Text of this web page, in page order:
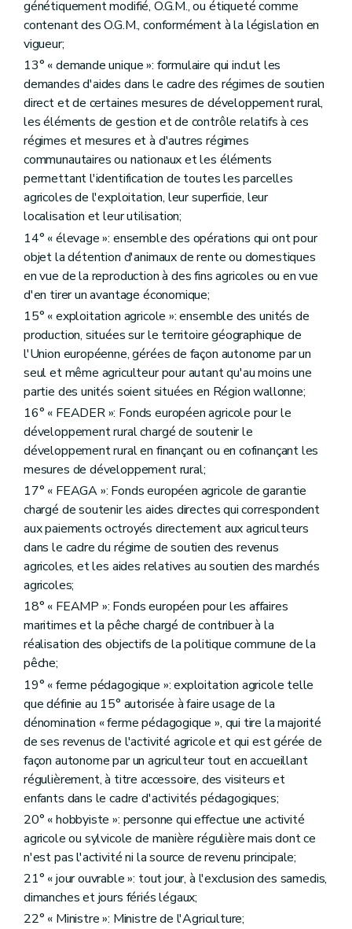
Art. D263
Art. D264
Art. D265
Chapitre III
Section 1re
Dispositions générales
Art. D266
Art. D267
Section 2 L'aménagement foncier
Art. D268
Sous-section 1
Comité d'aménagement foncier
Art. D269
Art. D270
Art. D271
Sous-section 2 Des formalités préalables
Art. D272
Art. D274
Art. D275
Art. D276
Art. D277
Art. D278
Sous-section 3 Commission consultative
Art. D279
Sous-section 4 Des opérations d'aménagement foncier
Art. D280
Art. D281
Art. D282
Art. D283
Art. D284
Art. D285
Art. D286
Art. D287
Art. D288
Art. D289
Art. D290
Art. D291
Art. D292
Art. D293
Art. D294
Art. D296
Art. D297
Art. D298
Art. D299
Sous-section 5
Des frais d'exécution et de l'acte complémentaire éventuel
Art. D301
Art. D302
Art. D303
Art. D304
Art. D305
Art. D306
Sous-section 6 Des voies de recours
Art. D307
Art. D308
Sous-section 7 Des formalités finales
Art. D309
Art. D310
Art. D311
Art. D312
Art. D313
Art. D314
génétiquement modifié, O.G.M., ou étiqueté comme
contenant des O.G.M., conformément à la législation en
vigueur;
13° « demande unique »: formulaire qui inclut les
demandes d'aides dans le cadre des régimes de soutien
direct et de certaines mesures de développement rural,
les éléments de gestion et de contrôle relatifs à ces
régimes et mesures et à d'autres régimes
communautaires ou nationaux et les éléments
permettant l'identification de toutes les parcelles
agricoles de l'exploitation, leur superficie, leur
localisation et leur utilisation;
14° « élevage »: ensemble des opérations qui ont pour
objet la détention d'animaux de rente ou domestiques
en vue de la reproduction à des fins agricoles ou en vue
d'en tirer un avantage économique;
15° « exploitation agricole »: ensemble des unités de
production, situées sur le territoire géographique de
l'Union européenne, gérées de façon autonome par un
seul et même agriculteur pour autant qu'au moins une
partie des unités soient situées en Région wallonne;
16° « FEADER »: Fonds européen agricole pour le
développement rural chargé de soutenir le
développement rural en finançant ou en cofinançant les
mesures de développement rural;
17° « FEAGA »: Fonds européen agricole de garantie
chargé de soutenir les aides directes qui correspondent
aux paiements octroyés directement aux agriculteurs
dans le cadre du régime de soutien des revenus
agricoles, et les aides relatives au soutien des marchés
agricoles;
18° « FEAMP »: Fonds européen pour les affaires
maritimes et la pêche chargé de contribuer à la
réalisation des objectifs de la politique commune de la
pêche;
19° « ferme pédagogique »: exploitation agricole telle
que définie au 15° autorisée à faire usage de la
dénomination « ferme pédagogique », qui tire la majorité
de ses revenus de l'activité agricole et qui est gérée de
façon autonome par un agriculteur tout en accueillant
régulièrement, à titre accessoire, des visiteurs et
enfants dans le cadre d'activités pédagogiques;
20° « hobbyiste »: personne qui effectue une activité
agricole ou sylvicole de manière régulière mais dont ce
n'est pas l'activité ni la source de revenu principale;
21° « jour ouvrable »: tout jour, à l'exclusion des samedis,
dimanches et jours fériés légaux;
22° « Ministre »: Ministre de l'Agriculture;